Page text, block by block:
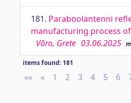
181. Paraboolantenni
manufacturing process
Võro, Grete 03.06.2025
items found: 181
«« First
« Previous
1 2 3 4 5 6